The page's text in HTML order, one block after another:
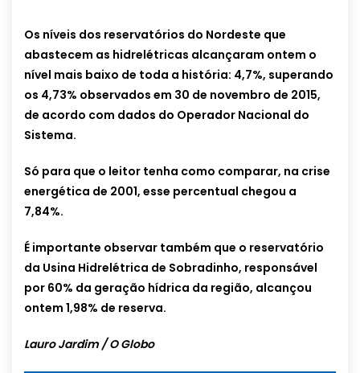
Os níveis dos reservatórios do Nordeste que
abastecem as hidrelétricas alcançaram ontem o
nível mais baixo de toda a história: 4,7%, superando
os 4,73% observados em 30 de novembro de 2015,
de acordo com dados do Operador Nacional do
Sistema.
Só para que o leitor tenha como comparar, na crise
energética de 2001, esse percentual chegou a
7,84%.
É importante observar também que o reservatório
da Usina Hidrelétrica de Sobradinho, responsável
por 60% da geração hídrica da região, alcançou
ontem 1,98% de reserva.
Lauro Jardim / O Globo